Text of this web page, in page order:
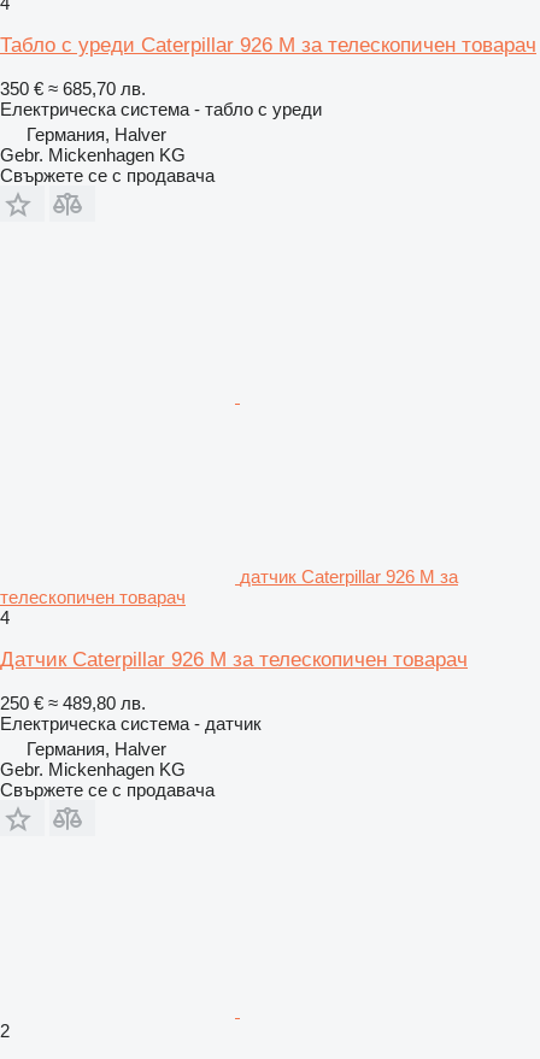
Табло с уреди Caterpillar 926 M за телескопичен товарач
350 € ≈ 685,70 лв.
Електрическа система - табло с уреди
Германия, Halver
Gebr. Mickenhagen KG
Свържете се с продавача
датчик Caterpillar 926 M за
телескопичен товарач
4
Датчик Caterpillar 926 M за телескопичен товарач
250 € ≈ 489,80 лв.
Електрическа система - датчик
Германия, Halver
Gebr. Mickenhagen KG
Свържете се с продавача
2